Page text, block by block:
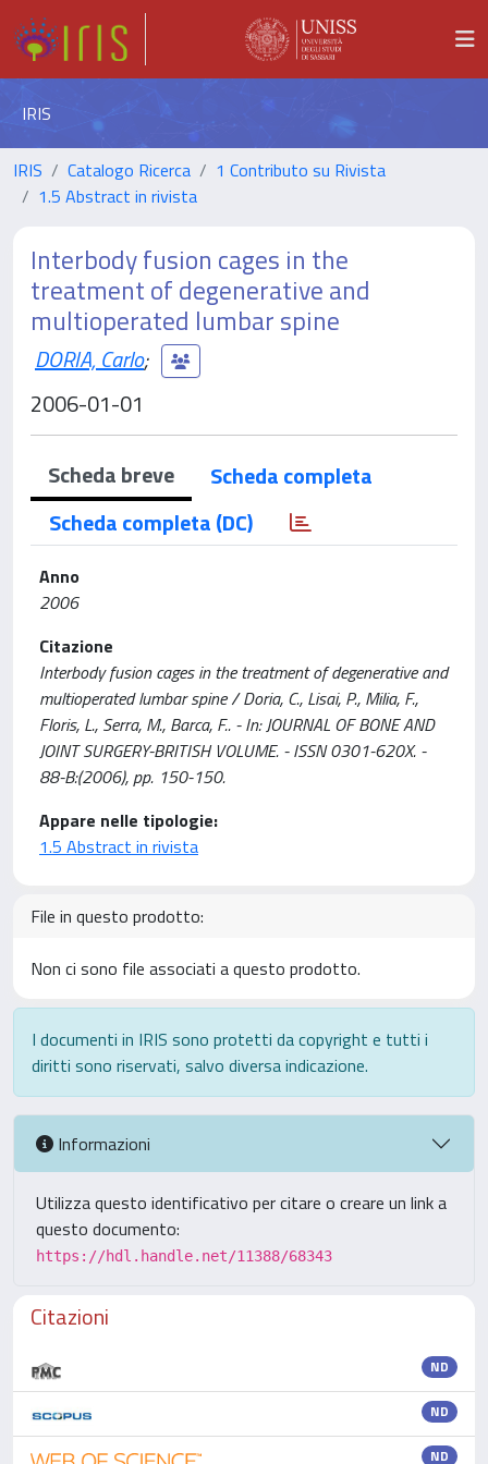
IRIS
IRIS Catalogo Ricerca
1 Contributo su Rivista
1.5 Abstract in rivista
Interbody fusion cages in the
treatment of degenerative and
multioperated lumbar spine
DORIA, Carlo;
2006-01-01
Scheda breve
Scheda completa
Scheda completa (DC)
Anno
2006
Citazione
Interbody fusion cages in the treatment of degenerative and
multioperated lumbar spine / Doria, C., Lisai, P., Milia, F.,
Floris, L., Serra, M., Barca, F.. - In: JOURNAL OF BONE AND
JOINT SURGERY-BRITISH VOLUME. - ISSN 0301-620X. -
88-B:(2006), pp. 150-150.
Appare nelle tipologie:
1.5 Abstract in rivista
File in questo prodotto:
Non ci sono file associati a questo prodotto.
I documenti in IRIS sono protetti da copyright e tutti i
diritti sono riservati, salvo diversa indicazione.
Informazioni
Utilizza questo identificativo per citare o creare un link a
questo documento:
https://hdl.handle.net/11388/68343
Citazioni
ND
ND
ND